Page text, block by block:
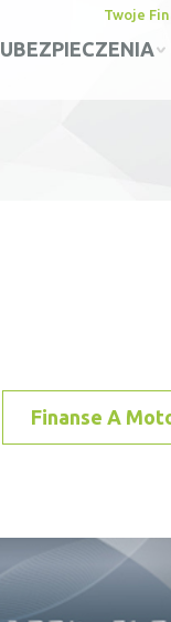
Twoje
UBEZPIECZENIA
Finanse A